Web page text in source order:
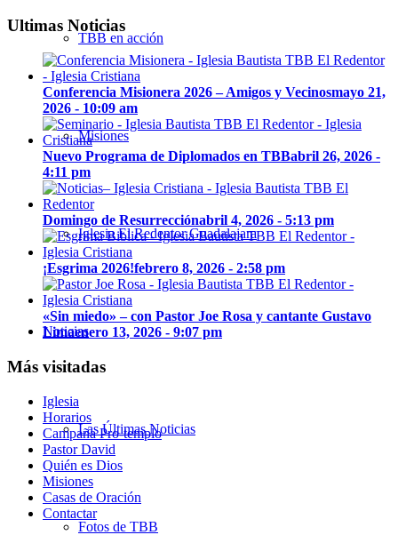
TBB en acción
Misiones
Iglesia El Redentor Guadalajara
Noticias
Las Últimas Noticias
Fotos de TBB
Ultimas Noticias
Conferencia Misionera 2026 – Amigos y Vecinosmayo 21,
2026 - 10:09 am
Nuevo Programa de Diplomados en TBBabril 26, 2026 -
4:11 pm
Domingo de Resurrecciónabril 4, 2026 - 5:13 pm
¡Esgrima 2026!febrero 8, 2026 - 2:58 pm
«Sin miedo» – con Pastor Joe Rosa y cantante Gustavo
Limaenero 13, 2026 - 9:07 pm
Más visitadas
Iglesia
Horarios
Campaña Pro-templo
Pastor David
Quién es Dios
Misiones
Casas de Oración
Contactar